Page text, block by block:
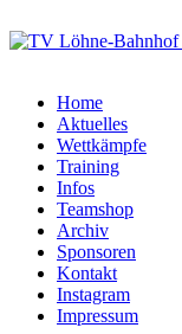
Home
Aktuelles
Wettkämpfe
Training
Infos
Teamshop
Archiv
Sponsoren
Kontakt
Instagram
Impressum